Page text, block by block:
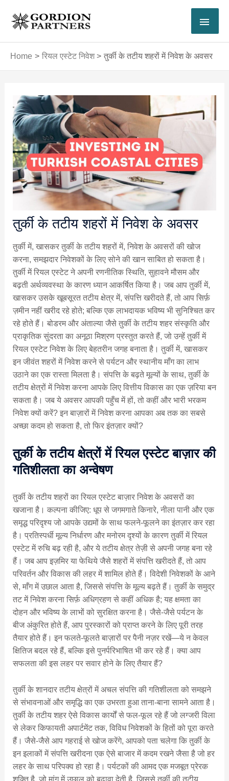
content
Home रियल एस्टेट निवेश तुर्की के तटीय शहरों में निवेश के अवसर
तुर्की के तटीय शहरों में निवेश के अवसर
तुर्की में, खासकर तुर्की के तटीय शहरों में, निवेश के अवसरों की खोज
करना, समझदार निवेशकों के लिए सोने की खान साबित हो सकता है।
तुर्की में रियल एस्टेट ने अपनी रणनीतिक स्थिति, सुहावने मौसम और
बढ़ती अर्थव्यवस्था के कारण ध्यान आकर्षित किया है। जब आप तुर्की में,
खासकर उसके खूबसूरत तटीय क्षेत्र में, संपत्ति खरीदते हैं, तो आप सिर्फ़
ज़मीन नहीं खरीद रहे होते; बल्कि एक लाभदायक भविष्य भी सुनिश्चित कर
रहे होते हैं। बोडरम और अंताल्या जैसे तुर्की के तटीय शहर संस्कृति और
प्राकृतिक सुंदरता का अनूठा मिश्रण प्रस्तुत करते हैं, जो उन्हें तुर्की में
रियल एस्टेट निवेश के लिए बेहतरीन जगह बनाता है। तुर्की में, खासकर
इन जीवंत शहरों में निवेश करने से पर्यटन और स्थानीय माँग का लाभ
उठाने का एक रास्ता मिलता है। संपत्ति के बढ़ते मूल्यों के साथ, तुर्की के
तटीय क्षेत्रों में निवेश करना आपके लिए वित्तीय विकास का एक ज़रिया बन
सकता है। जब ये अवसर आपकी पहुँच में हों, तो कहीं और भारी भरकम
निवेश क्यों करें? इन बाज़ारों में निवेश करना आपका अब तक का सबसे
अच्छा कदम हो सकता है, तो फिर इंतज़ार क्यों?
तुर्की के तटीय क्षेत्रों में रियल एस्टेट बाज़ार की
गतिशीलता का अन्वेषण
तुर्की के तटीय शहरों का रियल एस्टेट बाज़ार निवेश के अवसरों का
खजाना है। कल्पना कीजिए: धूप से जगमगाते किनारे, नीला पानी और एक
समृद्ध परिदृश्य जो आपके उद्यमों के साथ फलने-फूलने का इंतज़ार कर रहा
है। प्रतिस्पर्धी मूल्य निर्धारण और मनोरम दृश्यों के कारण तुर्की में रियल
एस्टेट में रुचि बढ़ रही है, और ये तटीय क्षेत्र तेज़ी से अपनी जगह बना रहे
हैं। जब आप इज़मिर या फेथिये जैसे शहरों में संपत्ति खरीदते हैं, तो आप
परिवर्तन और विकास की लहर में शामिल होते हैं। विदेशी निवेशकों के आने
से, माँग में उछाल आता है, जिससे संपत्ति के मूल्य बढ़ते हैं। तुर्की के समुद्र
तट में निवेश करना सिर्फ़ अधिग्रहण से कहीं अधिक है; यह क्षमता का
दोहन और भविष्य के लाभों को सुरक्षित करना है। जैसे-जैसे पर्यटन के
बीज अंकुरित होते हैं, आप पुरस्कारों को प्राप्त करने के लिए पूरी तरह
तैयार होते हैं। इन फलते-फूलते बाज़ारों पर पैनी नज़र रखें—ये न केवल
क्षितिज बदल रहे हैं, बल्कि इसे पुनर्परिभाषित भी कर रहे हैं। क्या आप
सफलता की इस लहर पर सवार होने के लिए तैयार हैं?
तुर्की के शानदार तटीय क्षेत्रों में अचल संपत्ति की गतिशीलता को समझने
से संभावनाओं और समृद्धि का एक उभरता हुआ ताना-बाना सामने आता है।
तुर्की के तटीय शहर ऐसे विकास कार्यों से फल-फूल रहे हैं जो लग्जरी विला
से लेकर किफायती अपार्टमेंट तक, विविध निवेशकों के हितों को पूरा करते
हैं। जैसे-जैसे आप गहराई से खोज करेंगे, आपको पता चलेगा कि तुर्की के
इन इलाकों में संपत्ति खरीदना एक ऐसे बाजार में कदम रखने जैसा है जो हर
लहर के साथ परिपक्व हो रहा है। पर्यटकों की आमद एक मजबूत प्रेरक
शक्ति है, जो मांग में उछाल को बढ़ावा देती है, जिससे तुर्की की तटीय